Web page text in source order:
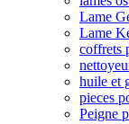
Lame
Lame
coffrets
huile et
pieces
Peigne